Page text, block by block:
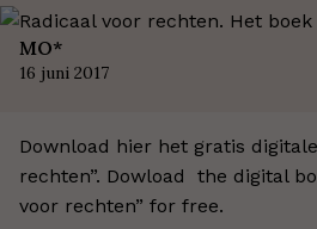
MO*
16 juni 2017
Download hier het gratis
rechten”. Dowload the digital
voor rechten” for free.